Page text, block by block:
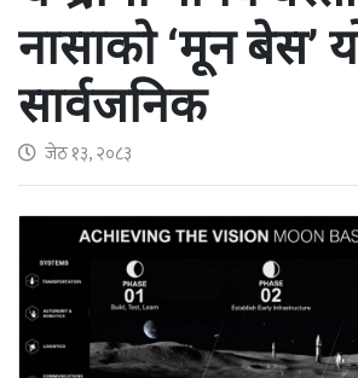
नासाको ‘मून बेस’
सार्वजनिक
जेठ १३, २०८३